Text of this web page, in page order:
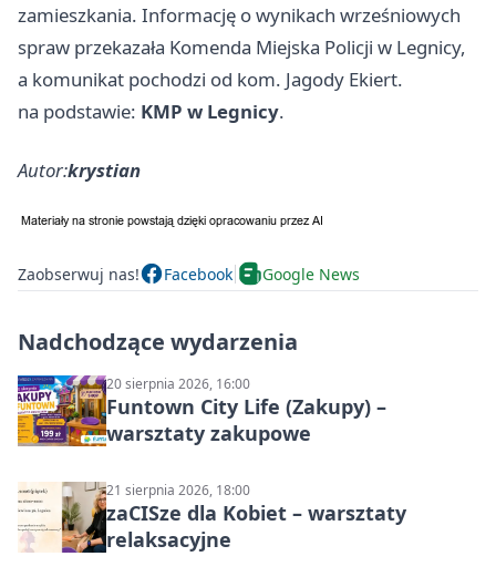
zamieszkania. Informację o wynikach wrześniowych
spraw przekazała Komenda Miejska Policji w Legnicy,
a komunikat pochodzi od kom. Jagody Ekiert.
na podstawie: KMP w Legnicy.
Autor:krystian
Zaobserwuj nas! Facebook Google News
Nadchodzące wydarzenia
20 sierpnia 2026, 16:00
Funtown City Life (Zakupy) –
warsztaty zakupowe
21 sierpnia 2026, 18:00
zaCISze dla Kobiet – warsztaty
relaksacyjne